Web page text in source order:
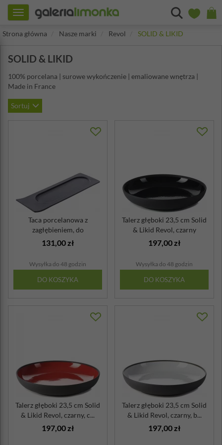
Toggle
navigation
Strona główna
Nasze marki Revol SOLID & LIKID
SOLID & LIKID
100% porcelana | surowe wykończenie | emaliowane wnętrza |
Made in France
Sortuj
Taca porcelanowa z
zagłębieniem, do
serwowania tapas Soli...
131,00 zł
Wysyłka do 48 godzin
DO KOSZYKA
Talerz głęboki 23,5 cm Solid
& Likid Revol, czarny
197,00 zł
Wysyłka do 48 godzin
DO KOSZYKA
Talerz głęboki 23,5 cm Solid
& Likid Revol, czarny, c...
197,00 zł
Talerz głęboki 23,5 cm Solid
& Likid Revol, czarny, b...
197,00 zł